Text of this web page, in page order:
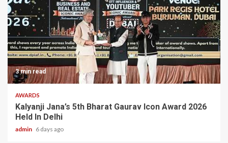
3 min read
AWARDS
Kalyanji Jana’s 5th Bharat Gaurav Icon Award 2026
Held In Delhi
admin 6 days ago